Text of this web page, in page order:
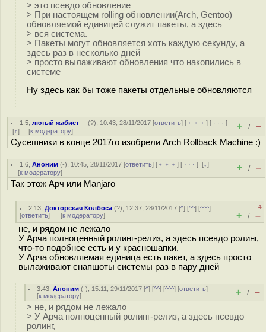
> это псевдо обновление
> При настоящем rolling обновлении(Arch, Gentoo)
обновляемой единицей служит пакеты, а здесь
> вся система.
> Пакеты могут обновляется хоть каждую секунду, а
здесь раз в несколько дней
> просто вылаживают обновления что накопились в
системе
Ну здесь как бы тоже пакеты отдельные обновляются
1.5 ,лютый жабист__ (?), 10:43, 28/11/2017 [ответить] [ ﹢﹢﹢] [ · · ·]
[↑] [к модератору] + / –
Сусешники в конце 2017го изобрели Arch Rollback Machine :)
1.6 ,Аноним (-), 10:45, 28/11/2017 [ответить] [ ﹢﹢﹢] [ · · ·][↓]
[к модератору] + / –
Так этож Арч или Manjaro
2.13 ,Докторская Колбоса (?), 12:37, 28/11/2017 [^] [^^] [^^^]
[ответить] [к модератору]
–4
+ / –
не, и рядом не лежало
У Арча полноценный ролинг-релиз, а здесь псевдо ролинг,
что-то подобное есть и у красношапки.
У Арча обновляемая единица есть пакет, а здесь просто
вылаживают снапшоты системы раз в пару дней
3.43 ,Аноним (-), 15:11, 29/11/2017 [^] [^^] [^^^] [ответить]
[к модератору] + / –
> не, и рядом не лежало
> У Арча полноценный ролинг-релиз, а здесь псевдо
ролинг,